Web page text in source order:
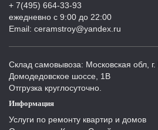
+ 7(495) 664-33-93
ежедневно с 9:00 до 22:00
Email: ceramstroy@yandex.ru
Склад самовывоза: Московская обл, г.
Домодедовское шоссе, 1В
Отгрузка круглосуточно.
Информация
Услуги по ремонту квартир и домов